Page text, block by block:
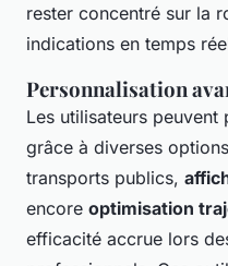
rester concentré sur la
indications en temps
Personnalisation
Les utilisateurs
grâce à diverses
transports publics,
encore optimisation
efficacité accrue lors